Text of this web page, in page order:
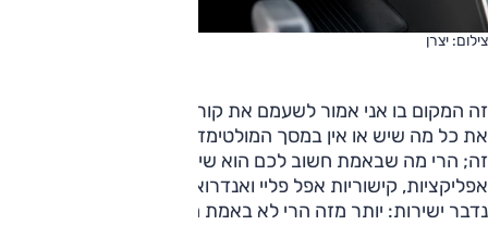
צילום: יצרן
זה המקום בו אני אמור לשעמם את קוראי למוות ולפרט בפניהם
את כל מה שיש או אין במסך המולטימדיה – אבל לא אעשה את
זה; הרי מה שבאמת חשוב לכם הוא שיש בו אפשרות להורדת
אפליקציות, קישוריות אפל פליי ואנדרואיד אוטו אלחוטיים. ובואו
נדבר ישירות: יותר מזה הרי לא באמת מעניין. צדקתי?